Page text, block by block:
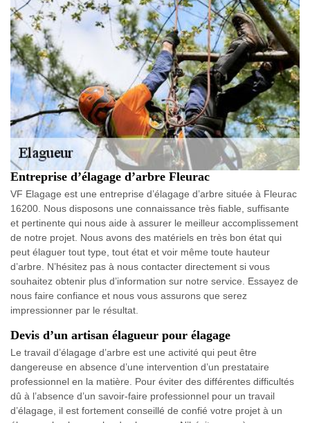
Entreprise d’élagage d’arbre Fleurac
VF Elagage est une entreprise d’élagage d’arbre située à Fleurac
16200. Nous disposons une connaissance très fiable, suffisante
et pertinente qui nous aide à assurer le meilleur accomplissement
de notre projet. Nous avons des matériels en très bon état qui
peut élaguer tout type, tout état et voir même toute hauteur
d’arbre. N’hésitez pas à nous contacter directement si vous
souhaitez obtenir plus d’information sur notre service. Essayez de
nous faire confiance et nous vous assurons que serez
impressionner par le résultat.
Devis d’un artisan élagueur pour élagage
Le travail d’élagage d’arbre est une activité qui peut être
dangereuse en absence d’une intervention d’un prestataire
professionnel en la matière. Pour éviter des différentes difficultés
dû à l’absence d’un savoir-faire professionnel pour un travail
d’élagage, il est fortement conseillé de confié votre projet à un